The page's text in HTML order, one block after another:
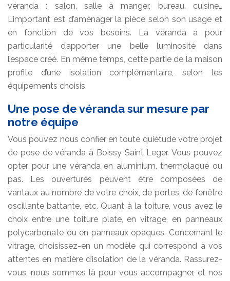
véranda : salon, salle à manger, bureau, cuisine…
L’important est d’aménager la pièce selon son usage et
en fonction de vos besoins. La véranda a pour
particularité d’apporter une belle luminosité dans
l’espace créé. En même temps, cette partie de la maison
profite d’une isolation complémentaire, selon les
équipements choisis.
Une pose de véranda sur mesure par
notre équipe
Vous pouvez nous confier en toute quiétude votre projet
de pose de véranda à Boissy Saint Leger. Vous pouvez
opter pour une véranda en aluminium, thermolaqué ou
pas. Les ouvertures peuvent être composées de
vantaux au nombre de votre choix, de portes, de fenêtre
oscillante battante, etc. Quant à la toiture, vous avez le
choix entre une toiture plate, en vitrage, en panneaux
polycarbonate ou en panneaux opaques. Concernant le
vitrage, choisissez-en un modèle qui correspond à vos
attentes en matière d’isolation de la véranda. Rassurez-
vous, nous sommes là pour vous accompagner, et nos